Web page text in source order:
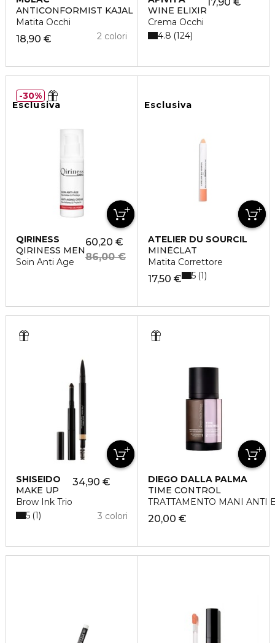
ANTICONFORMIST KAJAL
Matita Occhi
18,90 € 2 colori
WINE ELIXIR
Crema Occhi
4.8 124
Esclusiva
QIRINESS
QIRINESS MEN
Soin Anti Age
60,20 €
86,00 €
30%
Esclusiva
ATELIER DU SOURCIL
MINÉCLAT
Matita Correttore
17,50 € 5 1
SHISEIDO
MAKE UP
Brow Ink Trio
34,90 €
3 colori
5 1
DIEGO DALLA PALMA
TIME CONTROL
TRATTAMENTO MANI ANTI
20,00 €